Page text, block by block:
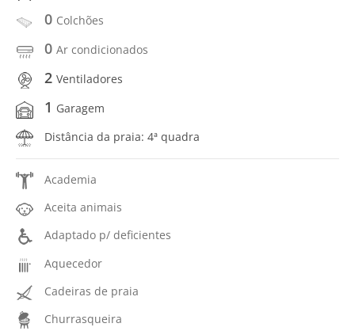
0 Colchões
0 Ar condicionados
2 Ventiladores
1 Garagem
Distância da praia: 4ª quadra
Academia
Aceita animais
Adaptado p/ deficientes
Aquecedor
Cadeiras de praia
Churrasqueira